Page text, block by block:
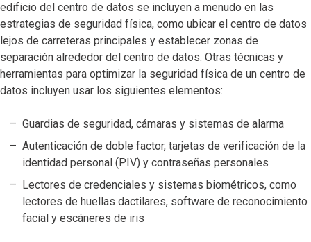
edificio del centro de datos se incluyen a menudo en las
estrategias de seguridad física, como ubicar el centro de datos
lejos de carreteras principales y establecer zonas de
separación alrededor del centro de datos. Otras técnicas y
herramientas para optimizar la seguridad física de un centro de
datos incluyen usar los siguientes elementos:
Guardias de seguridad, cámaras y sistemas de alarma
Autenticación de doble factor, tarjetas de verificación de la
identidad personal (PIV) y contraseñas personales
Lectores de credenciales y sistemas biométricos, como
lectores de huellas dactilares, software de reconocimiento
facial y escáneres de iris